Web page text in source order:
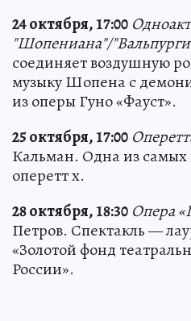
24 октября, 17:00
"Шопениана"/
соединяет воздушную
музыку Шопена с
из оперы Гуно «Фауст».
25 октября, 17:00
Кальман. Одна из
оперетт х.
28 октября, 18:30 Опера
Петров. Спектакль —
«Золотой фонд
России».